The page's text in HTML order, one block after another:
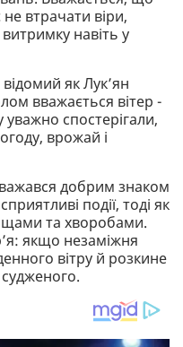
втрачати віри,
витримку навіть у
як Лук’ян
вважається вітер -
спостерігали,
врожай і
добрим знаком
події, тоді як
та хворобами.
якщо незаміжня
вітру й розкине